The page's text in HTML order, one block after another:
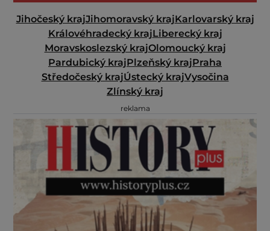
Jihočeský krajJihomoravský krajKarlovarský kraj
Královéhradecký krajLiberecký kraj
Moravskoslezský krajOlomoucký kraj
Pardubický krajPlzeňský krajPraha
Středočeský krajÚstecký krajVysočina
Zlínský kraj
reklama